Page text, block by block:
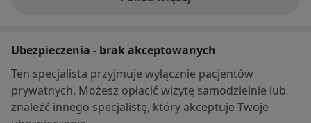
o adresie
Ubezpieczenia - brak akceptowanych
Ten specjalista przyjmuje wyłącznie pacjentów
prywatnych. Możesz opłacić wizytę samodzielnie lub
znaleźć innego specjalistę, który akceptuje Twoje